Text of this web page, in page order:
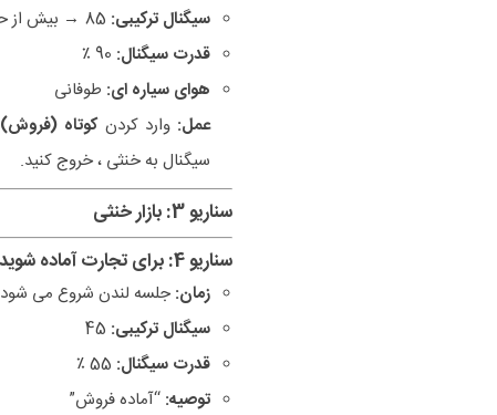
سیگنال ترکیبی:
قدرت سیگنال:
هوای سیاره ای: طوفانی
عمل: وارد کردن کوتاه (فروش)
سیگنال به خنثی ، خروج کنید.
سناریو 3: بازار خنثی
سناریو 4: برای تجارت آماده شوید
زمان: جلسه لندن شروع می شود
سیگنال ترکیبی:
قدرت سیگنال:
توصیه: “آماده فروش”